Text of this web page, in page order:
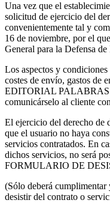
Una vez que el
solicitud de ejercicio del
convenientemente tal y
16 de noviembre, por el
General para la Defensa
Los aspectos y
costes de envío, gastos de
EDITORIAL PALABRAS
comunicárselo al cliente
El ejercicio del derecho de
que el usuario no haya
servicios contratados. En
dichos servicios, no será
FORMULARIO DE
(Sólo deberá cumplimentar
desistir del contrato o